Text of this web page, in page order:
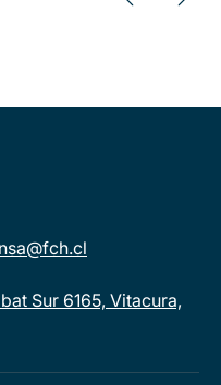
Sur 6165, Vitacura,